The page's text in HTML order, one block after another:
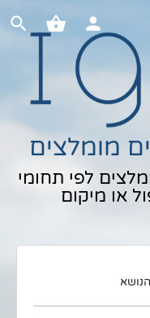
מומלצים
לפי תחומי
או מיקום